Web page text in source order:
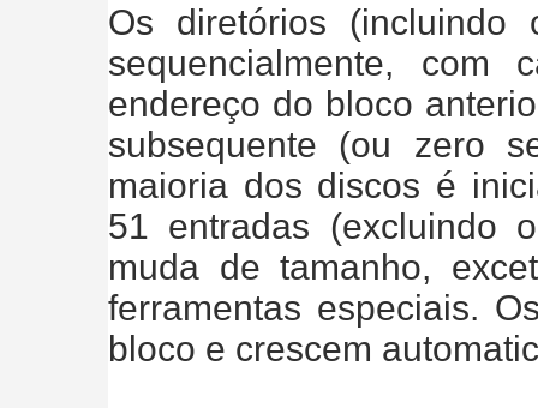
Os diretórios (incluindo
sequencialmente, com
endereço do bloco
subsequente (ou zero
maioria dos discos é
51 entradas (excluindo
muda de tamanho,
ferramentas especiais.
bloco e crescem